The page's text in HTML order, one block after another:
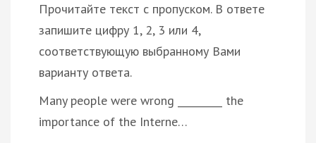
Прочитайте текст с пропуском. В ответе
запишите цифру 1, 2, 3 или 4,
соответствующую выбранному Вами
варианту ответа.
Many people were wrong _________ the
importance of the Interne…